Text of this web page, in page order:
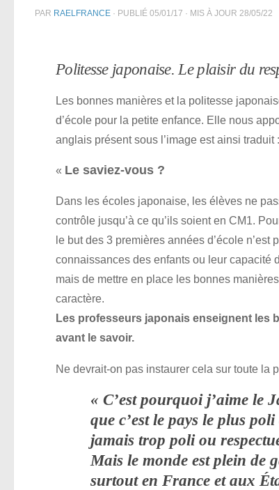
PAR RAELFRANCE · PUBLIÉ 05/01/17 · MIS À JOUR 28/05/22
Politesse japonaise. Le plaisir du
Les bonnes manières et la politesse
d’école pour la petite enfance. Elle nous
anglais présent sous l’image est ainsi traduit :
« Le saviez-vous ?
Dans les écoles japonaise, les élèves ne
contrôle jusqu’à ce qu’ils soient en CM1.
le but des 3 premières années d’école n’est
connaissances des enfants ou leur capacité
mais de mettre en place les bonnes
caractère.
Les professeurs japonais enseignent les
avant le savoir.
Ne devrait-on pas instaurer cela sur toute la
« C’est pourquoi j’aime le
que c’est le pays le plus
jamais trop poli ou
Mais le monde est plein de
surtout en France et aux